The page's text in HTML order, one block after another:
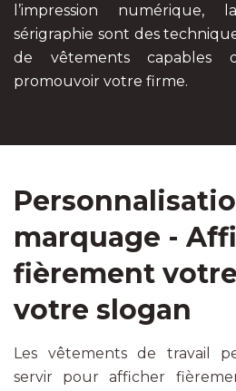
l’impression
sérigraphie sont des
de vêtements
promouvoir votre firme.
marquage -
fièrement
votre slogan
Les vêtements de travail
servir pour afficher